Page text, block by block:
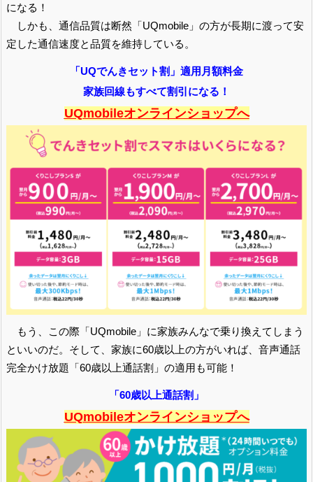
になる！
しかも、通信品質は断然「UQmobile」の方が長期に渡って安
定した通信速度と品質を維持している。
「UQでんきセット割」適用月額料金
家族回線もすべて割引になる！
UQmobileオンラインショップへ
もう、この際「UQmobile」に家族みんなで乗り換えてしまう
といいのだ。そして、家族に60歳以上の方がいれば、音声通話
完全かけ放題「60歳以上通話割」の適用も可能！
「60歳以上通話割」
UQmobileオンラインショップへ